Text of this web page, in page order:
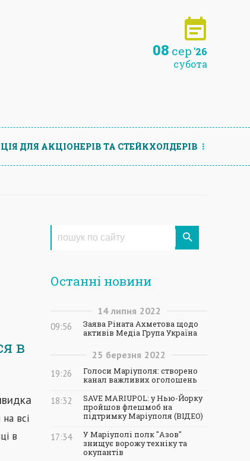
08 сер '26
субота
ДЛЯ АКЦIОНЕРIВ ТА СТЕЙКХОЛДЕРIВ
в
всі
в
Останні новини
14 липня 2022
09:56
Заява Ріната Ахметова щодо
активів Медіа Група Україна
25 березня 2022
19:26
Голоси Маріуполя: створено
канал важливих оголошень
18:32
SAVE MARIUPOL: у Нью-Йорку
пройшов флешмоб на
підтримку Маріуполя (ВІДЕО)
17:34
У Маріуполі полк "Азов"
знищує ворожу техніку та
окупантів